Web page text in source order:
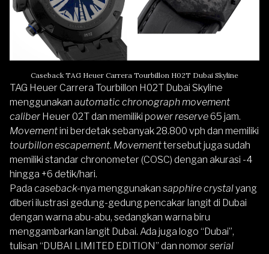
Caseback TAG Heuer Carrera Tourbillon H02T Dubai Skyline
TAG Heuer Carrera Tourbillon H02T Dubai Skyline
menggunakan automatic chronograph movement
caliber Heuer 02T dan memiliki power reserve65 jam.
Movementini berdetak sebanyak 28.800 vph dan memiliki
tourbillon escapement. Movementtersebut juga sudah
memiliki standar chronometer (COSC) dengan akurasi -4
hingga +6 detik/hari.
Pada caseback-nya menggunakan sapphire crystalyang
diberi ilustrasi gedung-gedung pencakar langit di Dubai
dengan warna abu-abu, sedangkan warna biru
menggambarkan langit Dubai. Ada juga logo “Dubai”,
tulisan “DUBAI LIMITED EDITION” dan nomor serial